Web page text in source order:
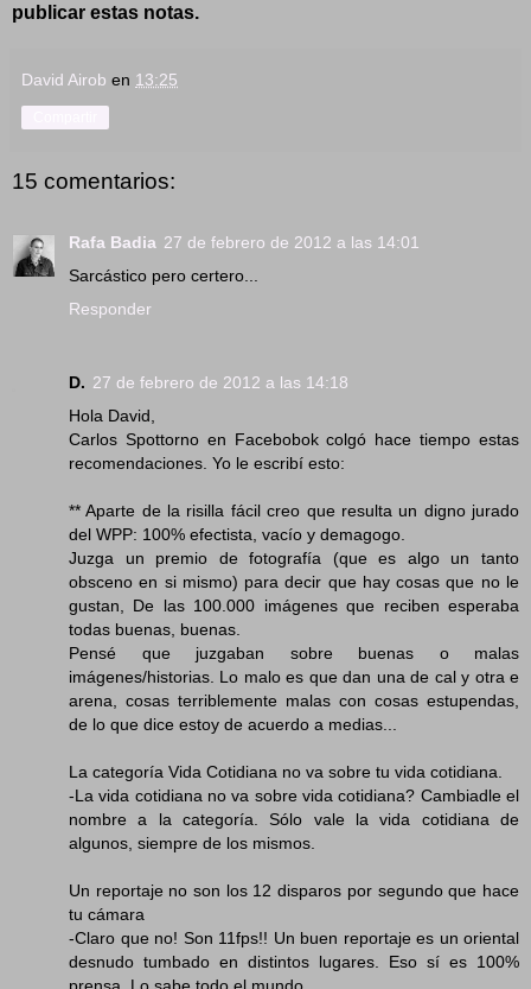
publicar estas notas.
David Airob en 13:25
15 comentarios:
Rafa Badia 27 de febrero de 2012 a las 14:01
Sarcástico pero certero...
Responder
D. 27 de febrero de 2012 a las 14:18
Hola David,
Carlos Spottorno en Facebobok colgó hace tiempo estas
recomendaciones. Yo le escribí esto:
** Aparte de la risilla fácil creo que resulta un digno jurado
del WPP: 100% efectista, vacío y demagogo.
Juzga un premio de fotografía (que es algo un tanto
obsceno en si mismo) para decir que hay cosas que no le
gustan, De las 100.000 imágenes que reciben esperaba
todas buenas, buenas.
Pensé que juzgaban sobre buenas o malas
imágenes/historias. Lo malo es que dan una de cal y otra e
arena, cosas terriblemente malas con cosas estupendas,
de lo que dice estoy de acuerdo a medias...
La categoría Vida Cotidiana no va sobre tu vida cotidiana.
-La vida cotidiana no va sobre vida cotidiana? Cambiadle el
nombre a la categoría. Sólo vale la vida cotidiana de
algunos, siempre de los mismos.
Un reportaje no son los 12 disparos por segundo que hace
tu cámara
-Claro que no! Son 11fps!! Un buen reportaje es un oriental
desnudo tumbado en distintos lugares. Eso sí es 100%